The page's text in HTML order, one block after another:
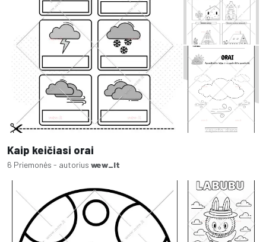
Kaip keičiasi orai
6 Priemonės - autorius wew_lt